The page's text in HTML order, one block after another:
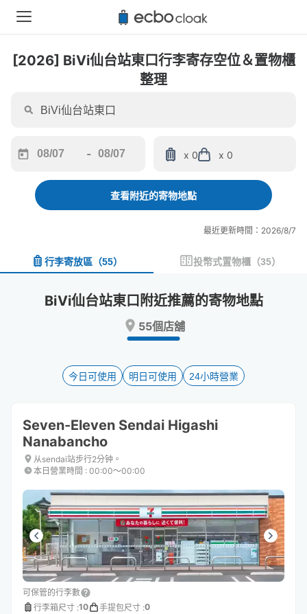
[2026] BiVi仙台站東口行李寄存空位＆置物櫃
整理
forward
interact
and
date.
keyboard
shortcuts
for
changing
-
backward
interact
and
a
date.
key
to
keyboard
shortcuts
for
changing
x 0 x 0
查看附近的寄物地點
最近更新時間：2026/8/7
行李寄放區 （55） 投幣式置物櫃 （35）
BiVi仙台站東口附近推薦的寄物地點
55個店舖
今日可使用 明日可使用 24小時營業
Seven-Eleven Sendai Higashi
Nanabancho
从sendai站步行2分钟。
本日營業時間 : 00:00〜00:00
可保管的行李數
行李箱尺寸 :10 手提包尺寸 :0